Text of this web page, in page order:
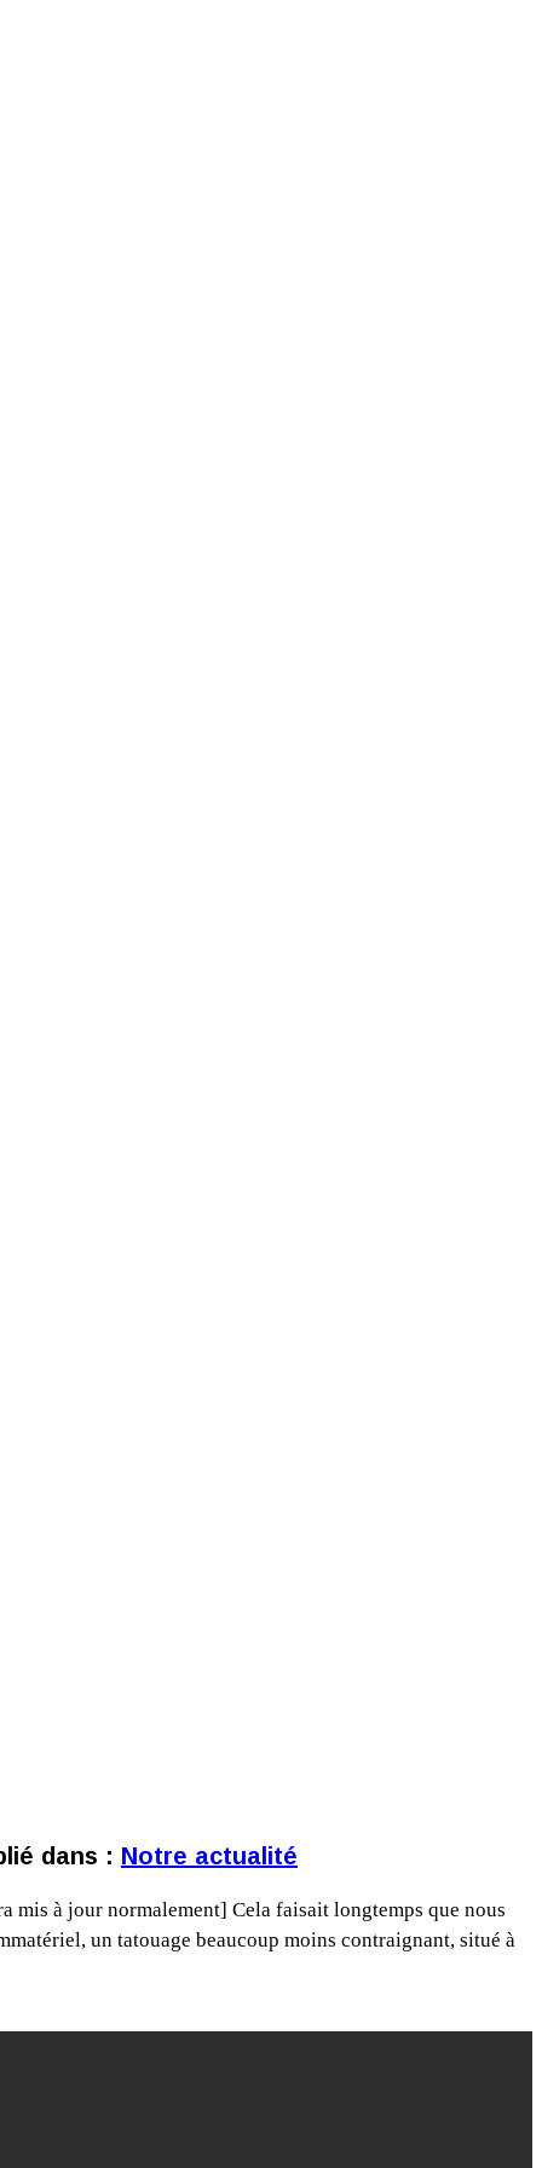
dans : Notre actualité
mis à jour normalement] Cela faisait longtemps que nous
un tatouage beaucoup moins contraignant, situé à